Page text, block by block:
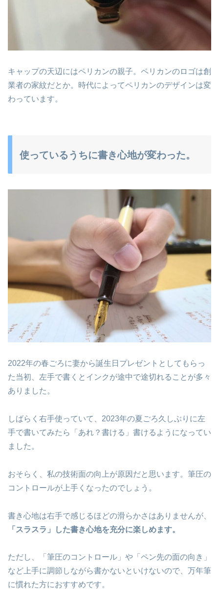
キャップの天辺にはペリカンの親子。ペリカンのロゴは創
業者の家紋だとか。時代によってペリカンのデザインは変
わっています。
使っているうちに書き心地が変わった。
2022年の春ごろに妻から誕生日プレゼントとしてもらっ
た当初、左手で書くとインクが途中で途切れることが多々
ありました。
しばらく右手使っていて、2023年の夏ごろ久しぶりに左
手で書いてみたら「あれ？書ける」書けるようになってい
ました。
おそらく、私の技術面の向上が原因だと思います。筆圧の
コントロールが上手くなったのでしょう。
書き心地は右手で感じるほどの滑らかさはありませんが、
「スラスラ」した書き心地を充分に楽しめます。
ただし、「筆圧のコントロール」や「ペン先の面の向き」
など上手に調節しながら書かないといけないので、万年筆
に慣れた方におすすめです。